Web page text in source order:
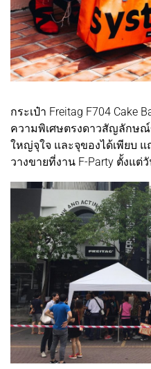
กระเป๋า Freitag F704 Cake
ความพิเศษตรงดาวสัญลักษ
ใหญ่จุใจ และจุของได้เพียบ
วางขายที่งาน F-Party ตั้งแ